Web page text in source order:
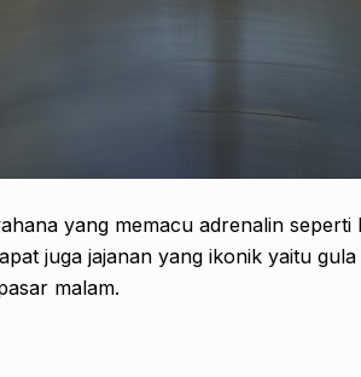
yang memacu adrenalin seperti
juga jajanan yang ikonik yaitu
malam.